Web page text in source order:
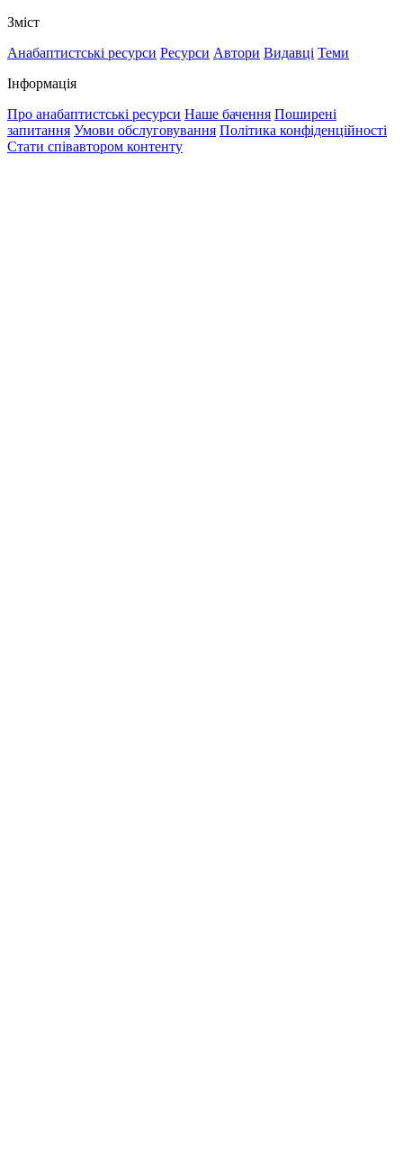
Зміст
Анабаптистські ресурси Ресурси Автори Видавці Теми
Інформація
Про анабаптистські ресурси Наше бачення Поширені
запитання Умови обслуговування Політика конфіденційності
Стати співавтором контенту